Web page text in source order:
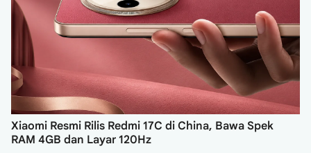
Xiaomi Resmi Rilis Redmi 17C di China, Bawa Spek
RAM 4GB dan Layar 120Hz